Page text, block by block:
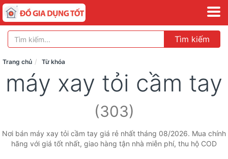
Tìm kiếm
Trang chủ Từ khóa
máy xay tỏi cầm tay
(303)
Nơi bán máy xay tỏi cầm tay giá rẻ nhất tháng 08/2026. Mua chính
hãng với giá tốt nhất, giao hàng tận nhà miễn phí, thu hộ COD